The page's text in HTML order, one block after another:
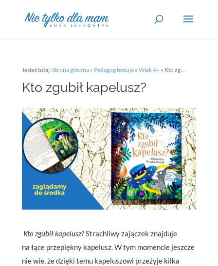
Jesteś tutaj: Strona główna» Pedagog testuje» Wiek 4+» Kto zgubił kapelusz?
Kto zgubił kapelusz?
Kto zgubił kapelusz?Strachliwy zajączek znajduje
na łące przepiękny kapelusz. W tym momencie jeszcze
nie wie, że dzięki temu kapeluszowi przeżyje kilka